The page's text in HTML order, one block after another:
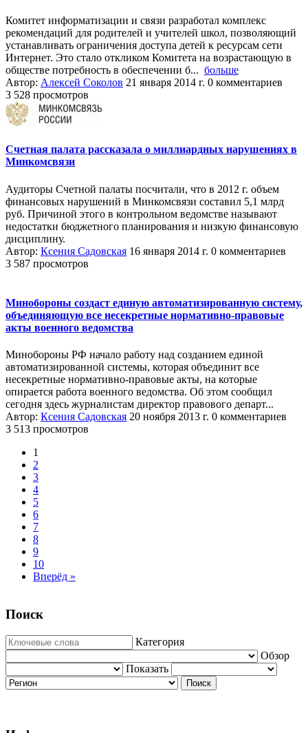
Комитет информатизации и связи разработал комплекс
рекомендаций для родителей и учителей школ, позволяющий
устанавливать ограничения доступа детей к ресурсам сети
Интернет. Это стало откликом Комитета на возрастающую в
обществе потребность в обеспечении б... больше
Автор: Алексей Соколов 21 января 2014 г. 0 комментариев
3 528 просмотров
Счетная палата рассказала о миллиардных нарушениях в
Минкомсвязи
Аудиторы Счетной палаты посчитали, что в 2012 г. объем
финансовых нарушений в Минкомсвязи составил 5,1 млрд
руб. Причиной этого в контрольном ведомстве называют
недостатки бюджетного планирования и низкую финансовую
дисциплину.
Автор: Ксения Садовская 16 января 2014 г. 0 комментариев
3 587 просмотров
Минобороны создаст единую автоматизированную систему,
объединяющую все несекретные нормативно-правовые
акты военного ведомства
Минобороны РФ начало работу над созданием единой
автоматизированной системы, которая объединит все
несекретные нормативно-правовые акты, на которые
опирается работа военного ведомства. Об этом сообщил
сегодня здесь журналистам директор правового департ...
Автор: Ксения Садовская 20 ноября 2013 г. 0 комментариев
3 513 просмотров
1
2
3
4
5
6
7
8
9
10
Вперёд »
Поиск
Категория
Обзор
Показать
Поиск